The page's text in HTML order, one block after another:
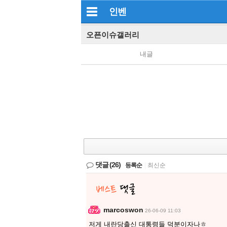
인벤
오픈이슈갤러리
내글
댓글(26) 등록순 최신순
marcoswon 26-06-09 11:03
저게 내란당출신 대통령들 덕분이자나ㅎ